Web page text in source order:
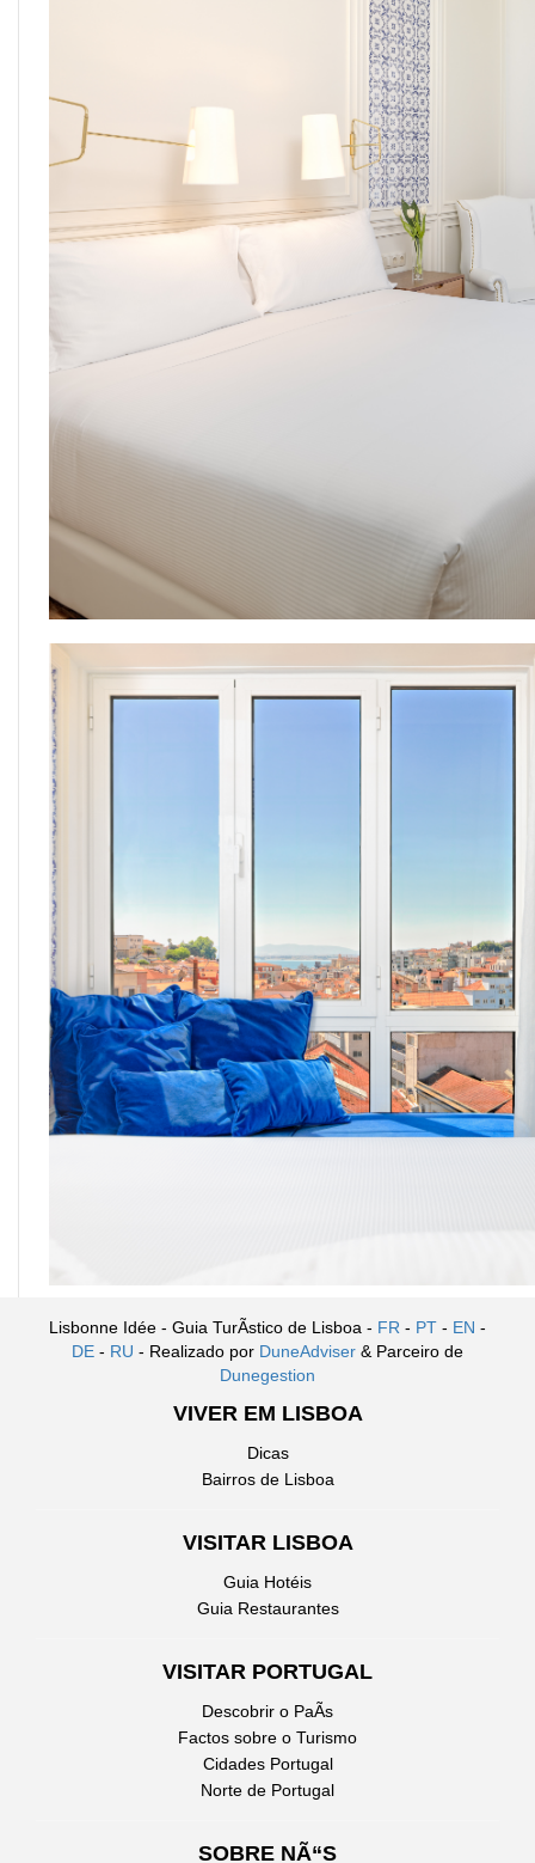
Lisbonne Idée - Guia TurÃ­stico de Lisboa - FR - PT - EN -
DE - RU - Realizado por DuneAdviser & Parceiro de
Dunegestion
VIVER EM LISBOA
Dicas
Bairros de Lisboa
VISITAR LISBOA
Guia Hotéis
Guia Restaurantes
VISITAR PORTUGAL
Descobrir o PaÃ­s
Factos sobre o Turismo
Cidades Portugal
Norte de Portugal
SOBRE NÃ“S